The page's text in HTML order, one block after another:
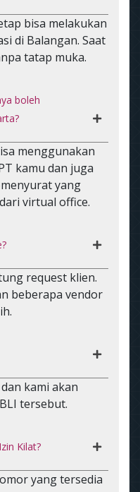
bisa melakukan
di Balangan. Saat
tatap muka.
boleh
menggunakan
kamu dan juga
yang
virtual office.
request klien.
beberapa vendor
kami akan
tersebut.
Kilat?
yang tersedia